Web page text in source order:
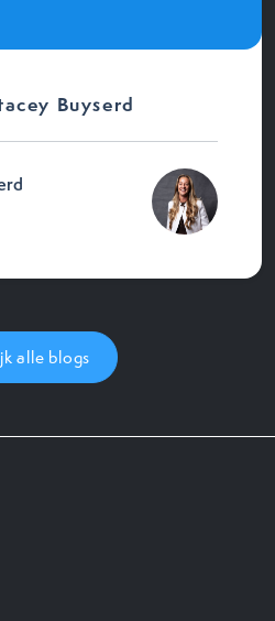
Buyserd
alle blogs